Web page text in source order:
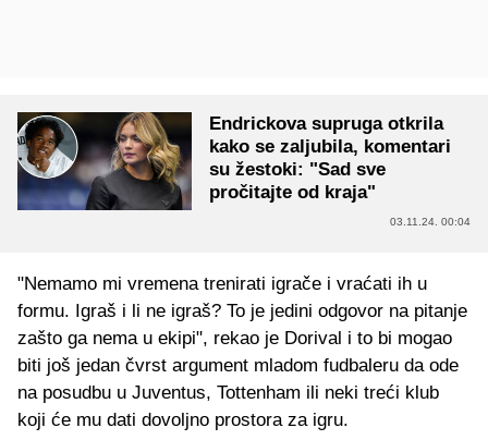
Endrickova supruga otkrila
kako se zaljubila, komentari
su žestoki: "Sad sve
pročitajte od kraja"
03.11.24. 00:04
"Nemamo mi vremena trenirati igrače i vraćati ih u
formu. Igraš i li ne igraš? To je jedini odgovor na pitanje
zašto ga nema u ekipi", rekao je Dorival i to bi mogao
biti još jedan čvrst argument mladom fudbaleru da ode
na posudbu u Juventus, Tottenham ili neki treći klub
koji će mu dati dovoljno prostora za igru.